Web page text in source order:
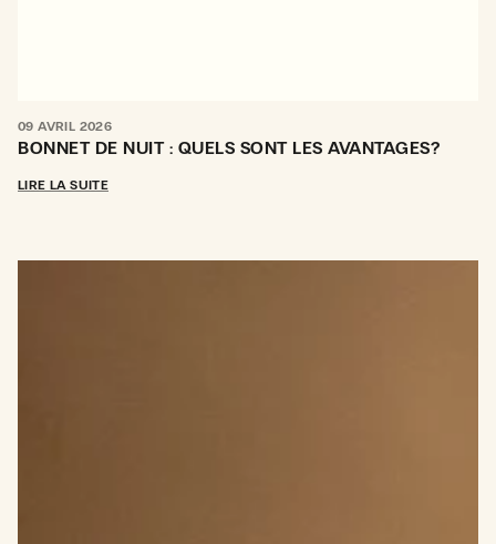
09 AVRIL 2026
BONNET DE NUIT : QUELS SONT LES AVANTAGES?
LIRE LA SUITE